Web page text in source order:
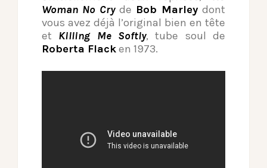
Woman No Cryde Bob Marley dont
vous avez déjà l’original bien en tête
et Killing Me Softly, tube soul de
Roberta Flacken 1973.